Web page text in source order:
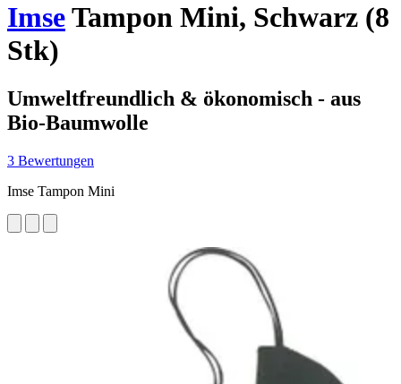
ImseTampon Mini, Schwarz (8
Stk)
Umweltfreundlich & ökonomisch - aus
Bio-Baumwolle
3 Bewertungen
Imse Tampon Mini